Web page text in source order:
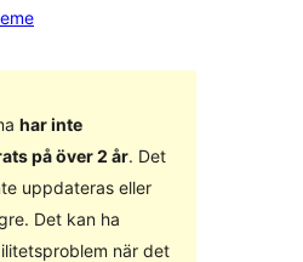
har inte
på över 2 år. Det
uppdateras eller
Det kan ha
när det